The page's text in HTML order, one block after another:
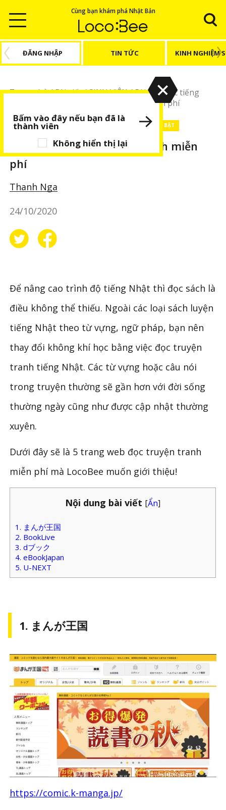
Cùng bạn khám phá Nhật Bản
ĐĂNG NHẬP TIN TỨC KINH NGHIỆM
Trang chủ/Bài viết/SINH VIÊN/Bài viết Học tiếng
5 trang web đọc truyện tranh miễn phí
SINH VIÊN Bài viết Học tiếng Nhật BÀI VIẾT NỔI BẬT
5 trang web đọc truyện tranh miễn
phí
Thanh Nga
24/10/2020
Để nâng cao trình độ tiếng Nhật thì đọc sách là
điều không thể thiếu. Ngoài các loại sách luyện
tiếng Nhật theo từ vựng, ngữ pháp, bạn nên
thay đổi không khí học bằng việc đọc truyện
tranh tiếng Nhật. Các từ vựng hoặc câu nói
trong truyện thường sẽ gần hơn với đời sống
thường ngày cũng như được cập nhật thường
xuyên.
Dưới đây sẽ là 5 trang web đọc truyện tranh
miễn phí mà LocoBee muốn giới thiệu!
Nội dung bài viết [Ẩn]
1. まんが王国
2. BookLive
3. dブック
4. eBookJapan
5. U-NEXT
1. まんが王国
https://comic.k-manga.jp/
Không hiển thị lại
Bấm vào đây nếu bạn đã là
thành viên